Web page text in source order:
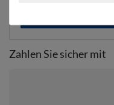
Zahlen Sie sicher mit